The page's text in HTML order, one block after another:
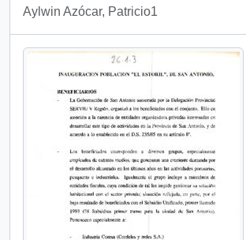
Aylwin Azócar, Patricio1